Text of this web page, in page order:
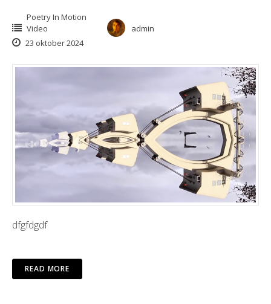
Poetry In Motion
Video
admin
23 oktober 2024
dfgfdgdf
READ MORE